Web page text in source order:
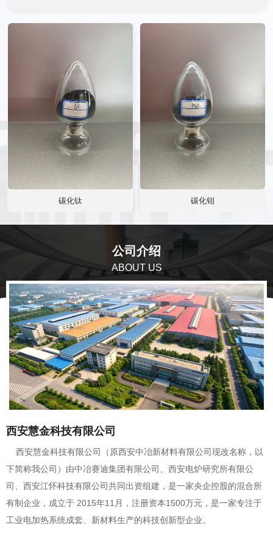
碳化钛 碳化钼
公司介绍
ABOUT US
西安慧金科技有限公司
西安慧金科技有限公司（原西安中冶新材料有限公司现改名称，以
下简称我公司）由中冶赛迪集团有限公司、西安电炉研究所有限公
司、西安江怀科技有限公司共同出资组建，是一家央企控股的混合所
有制企业，成立于 2015年11月，注册资本1500万元，是一家专注于
工业电加热系统成套、新材料生产的科技创新型企业。